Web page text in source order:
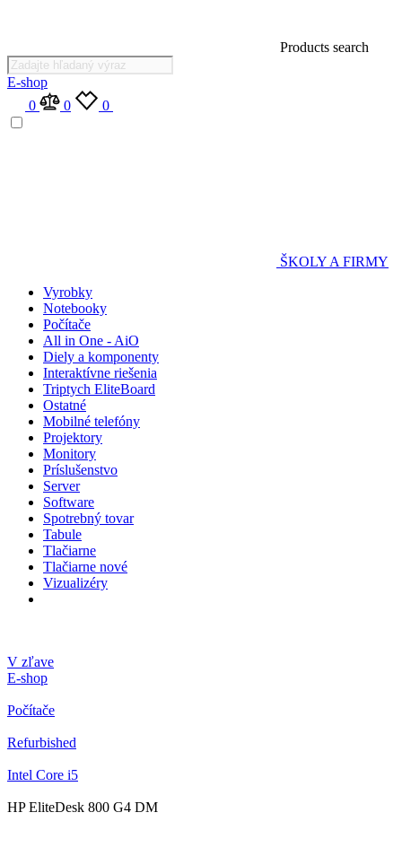
Products search
E-shop
0
0 0
ŠKOLY A FIRMY
Vyrobky
Notebooky
Počítače
All in One - AiO
Diely a komponenty
Interaktívne riešenia
Triptych EliteBoard
Ostatné
Mobilné telefóny
Projektory
Monitory
Príslušenstvo
Server
Software
Spotrebný tovar
Tabule
Tlačiarne
Tlačiarne nové
Vizualizéry
V zľave
E-shop
Počítače
Refurbished
Intel Core i5
HP EliteDesk 800 G4 DM